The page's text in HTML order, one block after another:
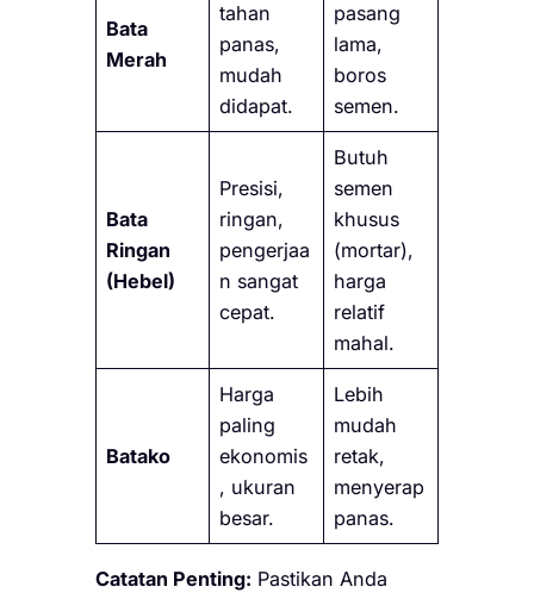
Bata
Merah
tahan
panas,
mudah
didapat.
pasang
lama,
boros
semen.
Bata
Ringan
(Hebel)
Presisi,
ringan,
pengerjaa
n sangat
cepat.
Butuh
semen
khusus
(mortar),
harga
relatif
mahal.
Batako
Harga
paling
ekonomis
, ukuran
besar.
Lebih
mudah
retak,
menyerap
panas.
Catatan Penting: Pastikan Anda